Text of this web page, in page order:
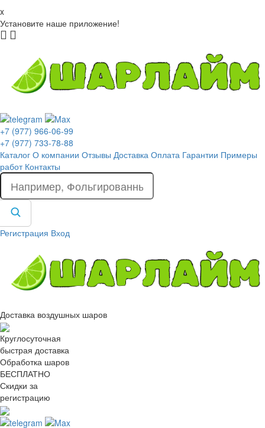
x
Установите наше приложение!
+7 (977) 966-06-99
+7 (977) 733-78-88
Каталог О компании Отзывы Доставка Оплата Гарантии Примеры
работ Контакты
Регистрация Вход
Доставка воздушных шаров
Круглосуточная
быстрая доставка
Обработка шаров
БЕСПЛАТНО
Скидки за
регистрацию